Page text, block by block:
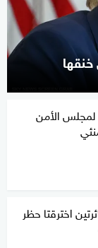
الأمن
اخترقتا حظر